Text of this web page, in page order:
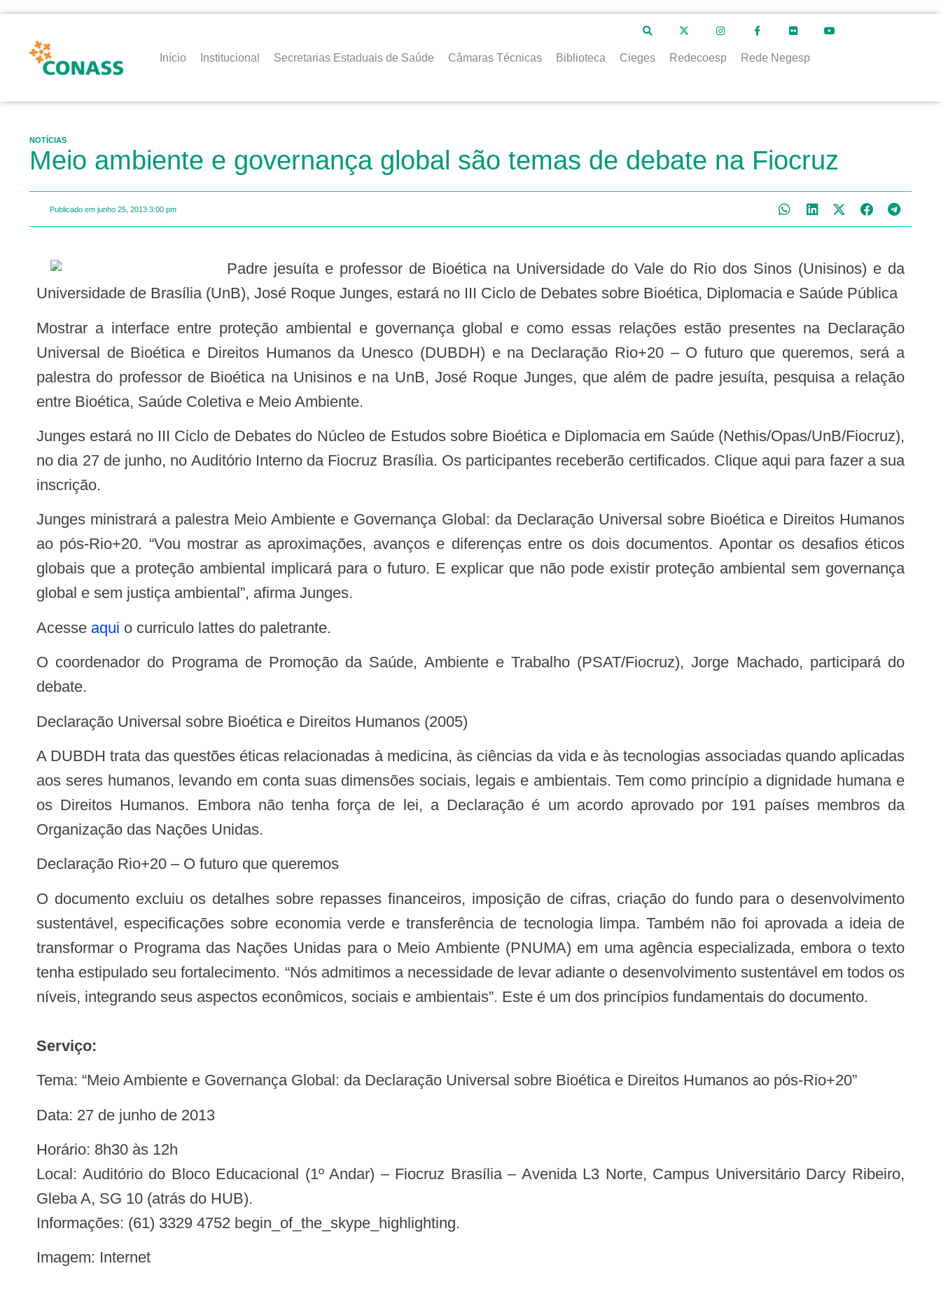
Início Institucional Secretarias Estaduais de Saúde Câmaras Técnicas Biblioteca Cieges Redecoesp Rede Negesp
NOTÍCIAS
Meio ambiente e governança global são temas de debate na Fiocruz
Publicado em junho 25, 2013 3:00 pm
Padre jesuíta e professor de Bioética na Universidade do Vale do Rio dos Sinos (Unisinos) e da
Universidade de Brasília (UnB), José Roque Junges, estará no III Ciclo de Debates sobre Bioética, Diplomacia e Saúde Pública
Mostrar a interface entre proteção ambiental e governança global e como essas relações estão presentes na Declaração
Universal de Bioética e Direitos Humanos da Unesco (DUBDH) e na Declaração Rio+20 – O futuro que queremos, será a
palestra do professor de Bioética na Unisinos e na UnB, José Roque Junges, que além de padre jesuíta, pesquisa a relação
entre Bioética, Saúde Coletiva e Meio Ambiente.
Junges estará no III Ciclo de Debates do Núcleo de Estudos sobre Bioética e Diplomacia em Saúde (Nethis/Opas/UnB/Fiocruz),
no dia 27 de junho, no Auditório Interno da Fiocruz Brasília. Os participantes receberão certificados. Clique aqui para fazer a sua
inscrição.
Junges ministrará a palestra Meio Ambiente e Governança Global: da Declaração Universal sobre Bioética e Direitos Humanos
ao pós-Rio+20. “Vou mostrar as aproximações, avanços e diferenças entre os dois documentos. Apontar os desafios éticos
globais que a proteção ambiental implicará para o futuro. E explicar que não pode existir proteção ambiental sem governança
global e sem justiça ambiental”, afirma Junges.
Acesse aqui o curriculo lattes do paletrante.
O coordenador do Programa de Promoção da Saúde, Ambiente e Trabalho (PSAT/Fiocruz), Jorge Machado, participará do
debate.
Declaração Universal sobre Bioética e Direitos Humanos (2005)
A DUBDH trata das questões éticas relacionadas à medicina, às ciências da vida e às tecnologias associadas quando aplicadas
aos seres humanos, levando em conta suas dimensões sociais, legais e ambientais. Tem como princípio a dignidade humana e
os Direitos Humanos. Embora não tenha força de lei, a Declaração é um acordo aprovado por 191 países membros da
Organização das Nações Unidas.
Declaração Rio+20 – O futuro que queremos
O documento excluiu os detalhes sobre repasses financeiros, imposição de cifras, criação do fundo para o desenvolvimento
sustentável, especificações sobre economia verde e transferência de tecnologia limpa. Também não foi aprovada a ideia de
transformar o Programa das Nações Unidas para o Meio Ambiente (PNUMA) em uma agência especializada, embora o texto
tenha estipulado seu fortalecimento. “Nós admitimos a necessidade de levar adiante o desenvolvimento sustentável em todos os
níveis, integrando seus aspectos econômicos, sociais e ambientais”. Este é um dos princípios fundamentais do documento.
Serviço:
Tema: “Meio Ambiente e Governança Global: da Declaração Universal sobre Bioética e Direitos Humanos ao pós-Rio+20”
Data: 27 de junho de 2013
Horário: 8h30 às 12h
Local: Auditório do Bloco Educacional (1º Andar) – Fiocruz Brasília – Avenida L3 Norte, Campus Universitário Darcy Ribeiro,
Gleba A, SG 10 (atrás do HUB).
Informações: (61) 3329 4752 begin_of_the_skype_highlighting.
Imagem: Internet